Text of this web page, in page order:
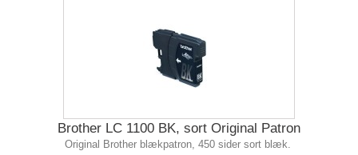
Brother LC 1100 BK, sort Original Patron
Original Brother blækpatron, 450 sider sort blæk.